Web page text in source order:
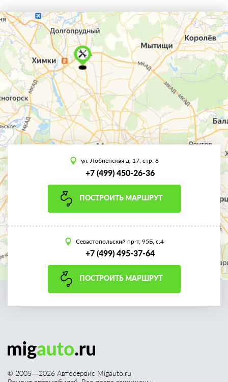
ул. Лобненская д. 17, стр. 8
+7 (499) 450-26-36
ПОСТРОИТЬ МАРШРУТ
Севастопольский пр-т, 95Б, с.4
+7 (499) 495-37-64
ПОСТРОИТЬ МАРШРУТ
© 2005—2026 Автосервис Migauto.ru